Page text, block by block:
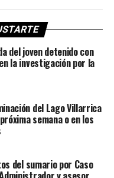
del joven detenido con
la investigación por la
del Lago Villarrica
semana o en los
del sumario por Caso